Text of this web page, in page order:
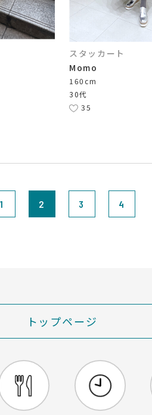
スタッカート
Momo
160cm
30代
35
1 2 3 4
トップページ